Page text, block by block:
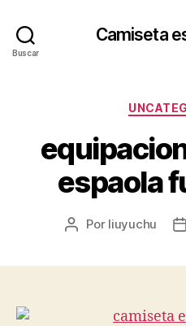
Buscar
Camiseta
espaola
Autor
Por liuyuchu